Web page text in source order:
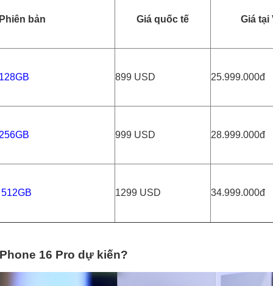
bản Giá quốc tế Giá tại
899 USD 25.999.000đ
999 USD 28.999.000đ
1299 USD 34.999.000đ
16 Pro dự kiến?